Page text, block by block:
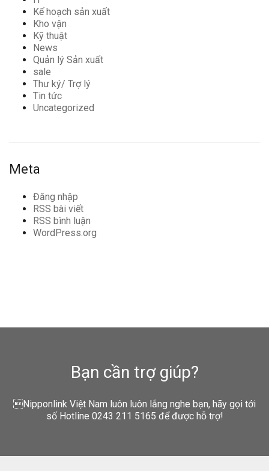
Kế hoạch sản xuất
Kho vận
Kỹ thuật
News
Quản lý Sản xuất
sale
Thư ký/ Trợ lý
Tin tức
Uncategorized
Meta
Đăng nhập
RSS bài viết
RSS bình luận
WordPress.org
Bạn cần trợ giúp?
Nipponlink Việt Nam luôn luôn lắng nghe bạn, hãy gọi tới
số Hotline 0243 211 5165 để được hỗ trợ!